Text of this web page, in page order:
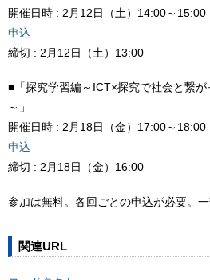
開催日時 : 2月12日（土）14:00～15:00
申込
締切 : 2月12日（土）13:00
■「探究学習編～ICT×探究で社会と繋
～」
開催日時 : 2月18日（金）17:00～18:00
申込
締切 : 2月18日（金）16:00
参加は無料。各回ごとの申込が必要。
関連URL